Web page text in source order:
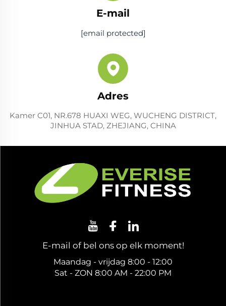
E-mail
[email protected]
Adres
Kamer C01, NR.678 HUAXI WEG, WUCHENG DISTRICT,
JINHUA STAD, ZHEJIANG, CHINA
E-mail of bel ons op elk moment!
Maandag - vrijdag 8:00 - 12:00
Sat - ZON 8:00 AM - 22:00 PM